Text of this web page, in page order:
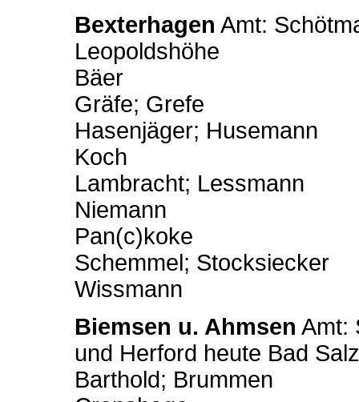
Bexterhagen Amt:
Leopoldshöhe
Bäer
Gräfe; Grefe
Hasenjäger; Husemann
Koch
Lambracht; Lessmann
Niemann
Pan(c)koke
Schemmel; Stocksiecker
Wissmann
Biemsen u. Ahmsen Amt:
und Herford heute Bad
Barthold; Brummen